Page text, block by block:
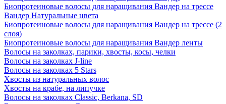
Биопротеиновые волосы для наращивания Вандер на трессе
Вандер Натуральные цвета
Биопротеиновые волосы для наращивания Вандер на трессе (2
слоя)
Биопротеиновые волосы для наращивания Вандер ленты
Волосы на заколках, парики, хвосты, косы, челки
Волосы на заколках J-line
Волосы на заколках 5 Stars
Хвосты из натуральных волос
Хвосты на крабе, на липучке
Волосы на заколках Classic, Berkana, SD